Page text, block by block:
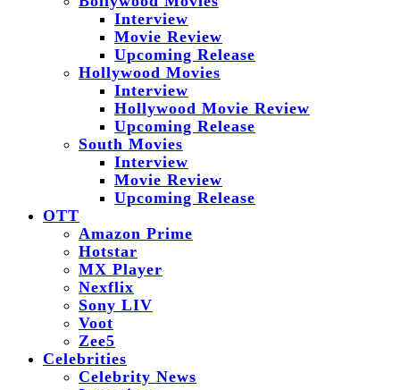
Interview
Movie Review
Upcoming Release
Hollywood Movies
Interview
Hollywood Movie Review
Upcoming Release
South Movies
Interview
Movie Review
Upcoming Release
OTT
Amazon Prime
Hotstar
MX Player
Nexflix
Sony LIV
Voot
Zee5
Celebrities
Celebrity News